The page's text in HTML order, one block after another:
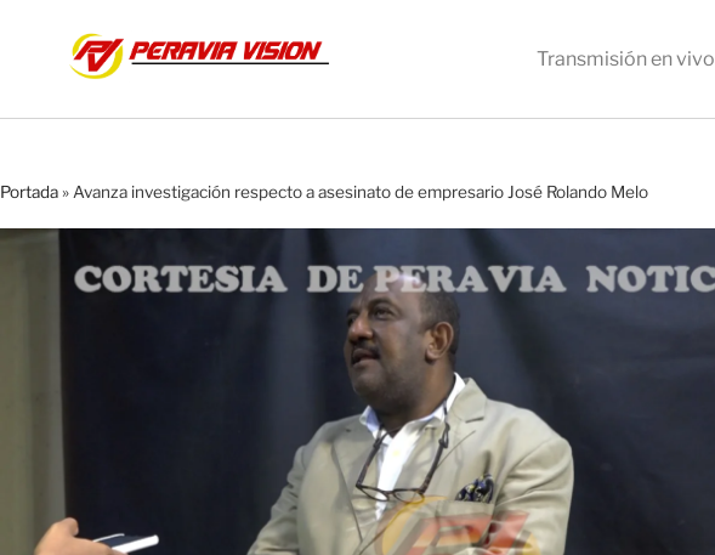
Transmisión en vivo
Portada»Avanza investigación respecto a asesinato de empresario José Rolando Melo